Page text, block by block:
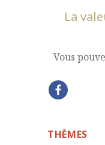
La
Vous
THÈMES